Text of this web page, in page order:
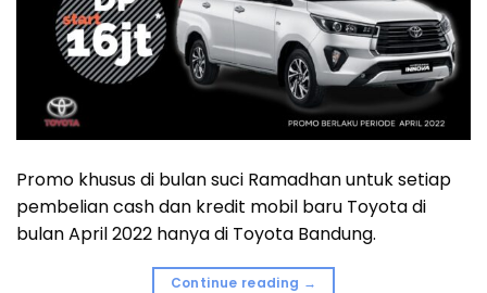
Promo khusus di bulan suci Ramadhan untuk setiap
pembelian cash dan kredit mobil baru Toyota di
bulan April 2022 hanya di Toyota Bandung.
Continue reading →